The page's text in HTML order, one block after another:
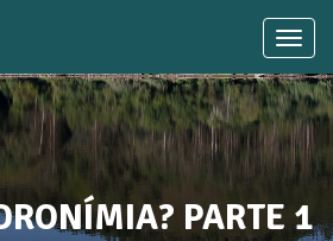
SABIA QUE...
PARTE 1